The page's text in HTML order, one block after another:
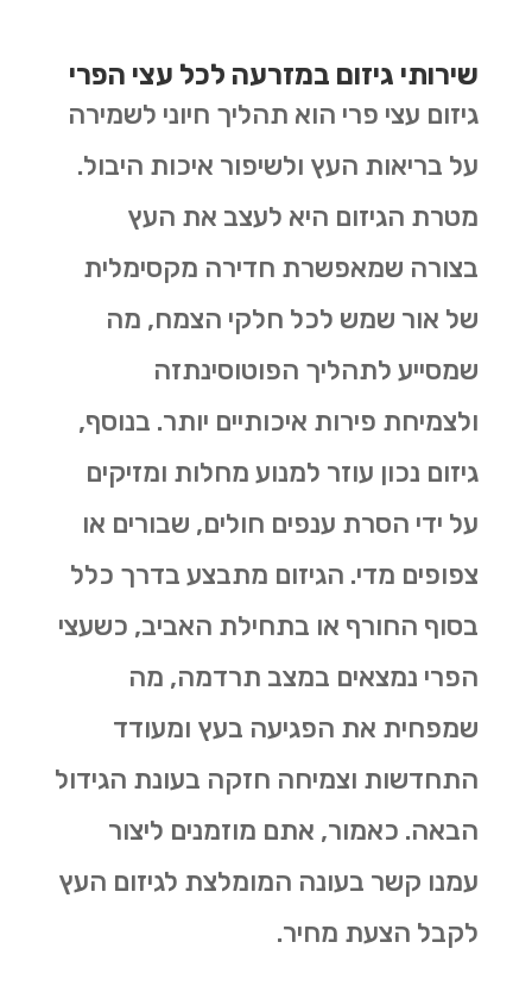
שירותי גיזום במזרעה לכל עצי הפרי
גיזום עצי פרי הוא תהליך חיוני לשמירה
על בריאות העץ ולשיפור איכות היבול.
מטרת הגיזום היא לעצב את העץ
בצורה שמאפשרת חדירה מקסימלית
של אור שמש לכל חלקי הצמח, מה
שמסייע לתהליך הפוטוסינתזה
ולצמיחת פירות איכותיים יותר. בנוסף,
גיזום נכון עוזר למנוע מחלות ומזיקים
על ידי הסרת ענפים חולים, שבורים או
צפופים מדי. הגיזום מתבצע בדרך כלל
בסוף החורף או בתחילת האביב, כשעצי
הפרי נמצאים במצב תרדמה, מה
שמפחית את הפגיעה בעץ ומעודד
התחדשות וצמיחה חזקה בעונת הגידול
הבאה. כאמור, אתם מוזמנים ליצור
עמנו קשר בעונה המומלצת לגיזום העץ
לקבל הצעת מחיר.